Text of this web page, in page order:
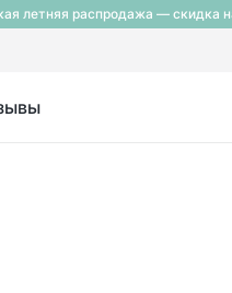
летняя распродажа — скидка